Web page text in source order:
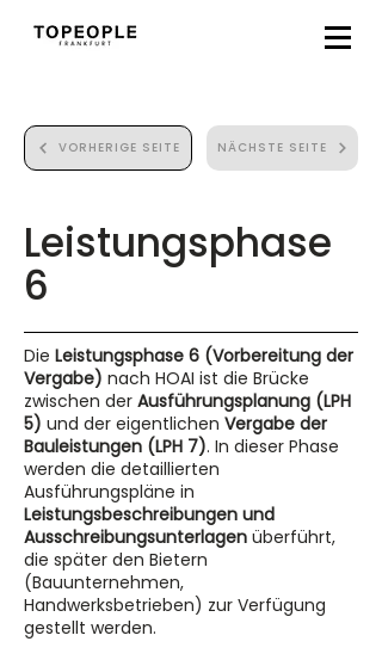
VORHERIGE SEITE NÄCHSTE SEITE
Leistungsphase
6
Die Leistungsphase 6 (Vorbereitung der
Vergabe) nach HOAI ist die Brücke
zwischen der Ausführungsplanung (LPH
5) und der eigentlichen Vergabe der
Bauleistungen (LPH 7). In dieser Phase
werden die detaillierten
Ausführungspläne in
Leistungsbeschreibungen und
Ausschreibungsunterlagen überführt,
die später den Bietern
(Bauunternehmen,
Handwerksbetrieben) zur Verfügung
gestellt werden.